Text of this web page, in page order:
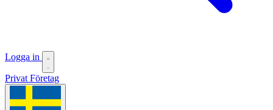
Logga in
Privat Företag